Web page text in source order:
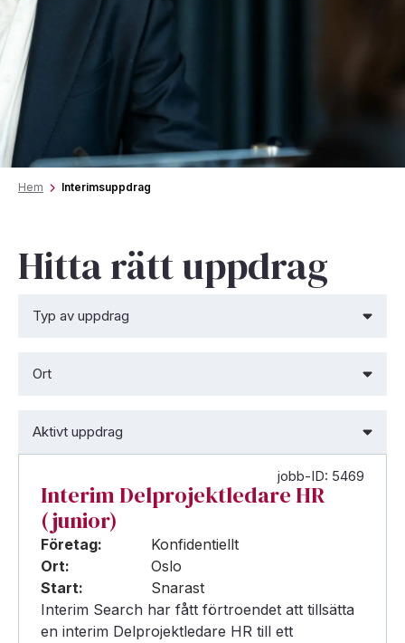
Hem Interimsuppdrag
Hitta rätt uppdrag
jobb-ID: 5469
Interim Delprojektledare HR
(junior)
Företag:
Konfidentiellt
Ort:
Oslo
Start:
Snarast
Interim Search har fått förtroendet att tillsätta
en interim Delprojektledare HR till ett